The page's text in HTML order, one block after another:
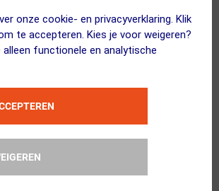
onze cookie- en privacyverklaring. Klik
te accepteren. Kies je voor weigeren?
alleen functionele en analytische
XAND
Elektrische Pomp Pro
Kies alternatief